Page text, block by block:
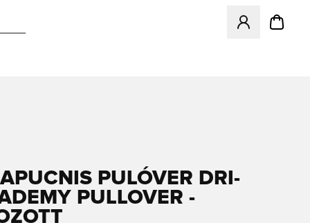
Megnyit egy
PULÓVER DRI-
PULLOVER -